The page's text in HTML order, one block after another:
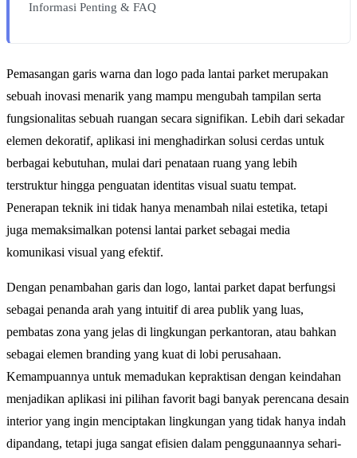
Informasi Penting & FAQ
Pemasangan garis warna dan logo pada lantai parket merupakan
sebuah inovasi menarik yang mampu mengubah tampilan serta
fungsionalitas sebuah ruangan secara signifikan. Lebih dari sekadar
elemen dekoratif, aplikasi ini menghadirkan solusi cerdas untuk
berbagai kebutuhan, mulai dari penataan ruang yang lebih
terstruktur hingga penguatan identitas visual suatu tempat.
Penerapan teknik ini tidak hanya menambah nilai estetika, tetapi
juga memaksimalkan potensi lantai parket sebagai media
komunikasi visual yang efektif.
Dengan penambahan garis dan logo, lantai parket dapat berfungsi
sebagai penanda arah yang intuitif di area publik yang luas,
pembatas zona yang jelas di lingkungan perkantoran, atau bahkan
sebagai elemen branding yang kuat di lobi perusahaan.
Kemampuannya untuk memadukan kepraktisan dengan keindahan
menjadikan aplikasi ini pilihan favorit bagi banyak perencana desain
interior yang ingin menciptakan lingkungan yang tidak hanya indah
dipandang, tetapi juga sangat efisien dalam penggunaannya sehari-